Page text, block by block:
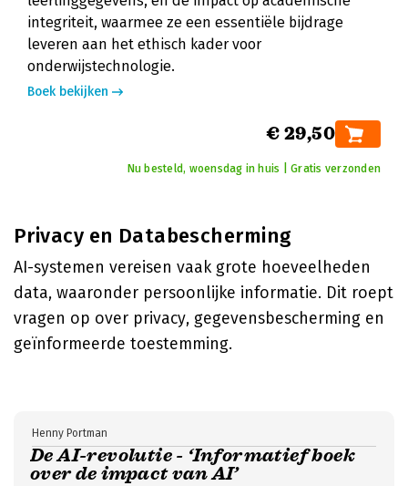
integriteit, waarmee ze een essentiële bijdrage
leveren aan het ethisch kader voor
onderwijstechnologie.
Boek bekijken
€ 29,50
Nu besteld, woensdag in huis | Gratis verzonden
Privacy en Databescherming
AI-systemen vereisen vaak grote hoeveelheden
data, waaronder persoonlijke informatie. Dit roept
vragen op over privacy, gegevensbescherming en
geïnformeerde toestemming.
De AI-revolutie - ‘Informatief boek
over de impact van AI’
Henny Portman